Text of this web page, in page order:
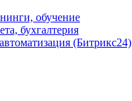
обучение
бухгалтерия
(Битрикс24)